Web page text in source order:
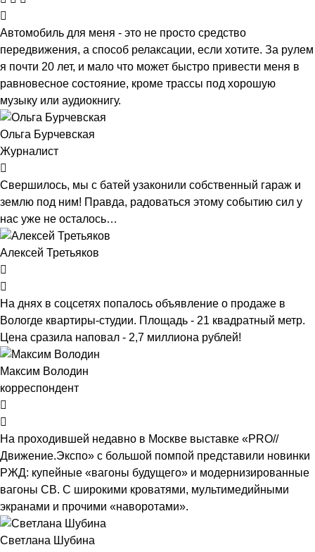
Автомобиль для меня - это не просто средство
передвижения, а способ релаксации, если хотите. За рулем
я почти 20 лет, и мало что может быстро привести меня в
равновесное состояние, кроме трассы под хорошую
музыку или аудиокнигу.
Ольга Бурчевская
Журналист
Свершилось, мы с батей узаконили собственный гараж и
землю под ним! Правда, радоваться этому событию сил у
нас уже не осталось…
Алексей Третьяков
На днях в соцсетях попалось объявление о продаже в
Вологде квартиры-студии. Площадь - 21 квадратный метр.
Цена сразила наповал - 2,7 миллиона рублей!
Максим Володин
корреспондент
На проходившей недавно в Мос­кве выставке «PRO//
Движение.Экспо» с большой помпой представили новинки
РЖД: купейные «вагоны будущего» и модернизированные
вагоны СВ. С широкими кроватями, мультимедийными
экранами и прочими «наворотами».
Светлана Шубина